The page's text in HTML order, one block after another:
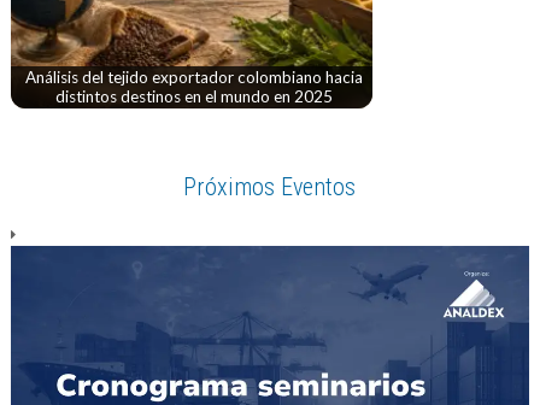
Análisis del tejido exportador colombiano hacia
distintos destinos en el mundo en 2025
Próximos Eventos